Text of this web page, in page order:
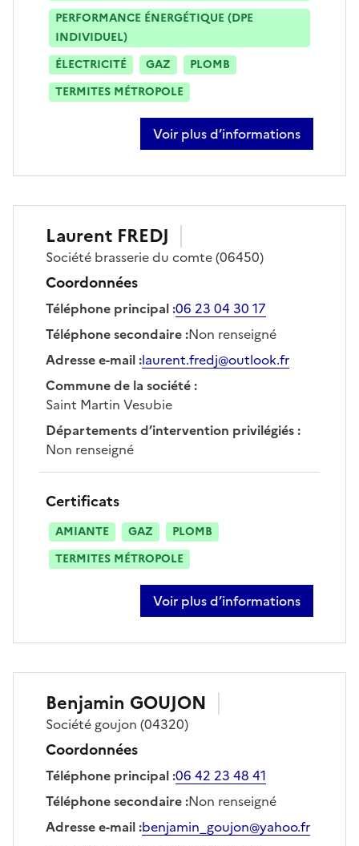
PERFORMANCE ÉNERGÉTIQUE (DPE
INDIVIDUEL)
ÉLECTRICITÉ
GAZ
PLOMB
TERMITES MÉTROPOLE
Voir plus d’informations
sur walter chiappe-vidal
Laurent FREDJ
Société brasserie du comte(06450)
Coordonnées
Téléphone principal:06 23 04 30 17
Téléphone secondaire:Non renseigné
Adresse e-mail:laurent.fredj@outlook.fr
Commune de la société:
Saint Martin Vesubie
Départements d’intervention privilégiés:
Non renseigné
Certificats
AMIANTE GAZ
PLOMB
TERMITES MÉTROPOLE
Voir plus d’informations
sur laurent fredj
Benjamin GOUJON
Société goujon (04320)
Coordonnées
Téléphone principal:06 42 23 48 41
Téléphone secondaire:Non renseigné
Adresse e-mail:benjamin_goujon@yahoo.fr